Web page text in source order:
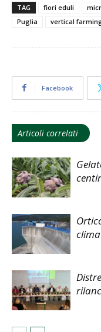
TAG fiori eduli
Puglia
vertical
Facebook
Articoli correlati
clima